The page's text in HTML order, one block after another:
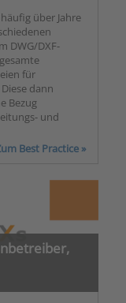
über Jahre
DWG/DXF-
für
dann
Bezug
und
Best Practice »